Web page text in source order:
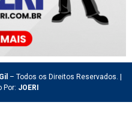
– Todos os Direitos Reservados. |
Por: JOERI